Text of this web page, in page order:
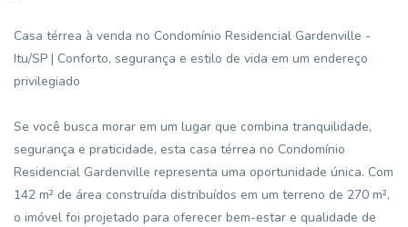
Casa térrea à venda no Condomínio Residencial Gardenville -
Itu/SP | Conforto, segurança e estilo de vida em um endereço
privilegiado
Se você busca morar em um lugar que combina tranquilidade,
segurança e praticidade, esta casa térrea no Condomínio
Residencial Gardenville representa uma oportunidade única. Com
142 m² de área construída distribuídos em um terreno de 270 m²,
o imóvel foi projetado para oferecer bem-estar e qualidade de